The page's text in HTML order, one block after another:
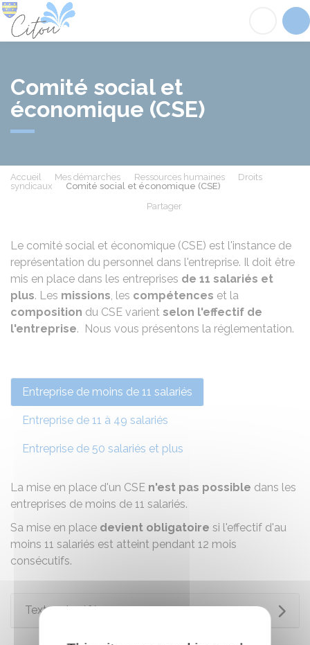
Comité social et
économique (CSE)
Accueil Mes démarches Ressources humaines
Droits
syndicaux
Comité social et économique (CSE)
Partager
Le comité social et économique (CSE) est l'instance de
représentation du personnel dans l'entreprise. Il doit être
mis en place dans les entreprises de 11 salariés et
plus. Les missions, les compétences et la
composition du CSE varient selon l'effectif de
l'entreprise. Nous vous présentons la réglementation.
Entreprise de moins de 11 salariés
Entreprise de 11 à 49 salariés
Entreprise de 50 salariés et plus
La mise en place d'un CSE n'est pas possible dans les
entreprises de moins de 11 salariés.
Sa mise en place devient obligatoire si l'effectif d'au
moins 11 salariés est atteint pendant 12 mois
consécutifs.
Textes de référence